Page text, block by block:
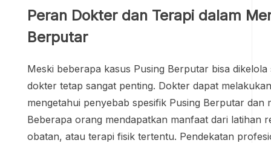
Peran Dokter dan Terapi dalam
Berputar
Meski beberapa kasus Pusing Berputar bisa
dokter tetap sangat penting. Dokter dapat
mengetahui penyebab spesifik Pusing Berputar dan
Beberapa orang mendapatkan manfaat dari latihan
obatan, atau terapi fisik tertentu. Pendekatan